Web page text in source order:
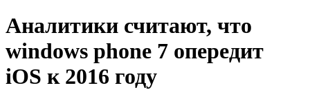
Аналитики считают, что
windows phone 7 опередит
iOS к 2016 году